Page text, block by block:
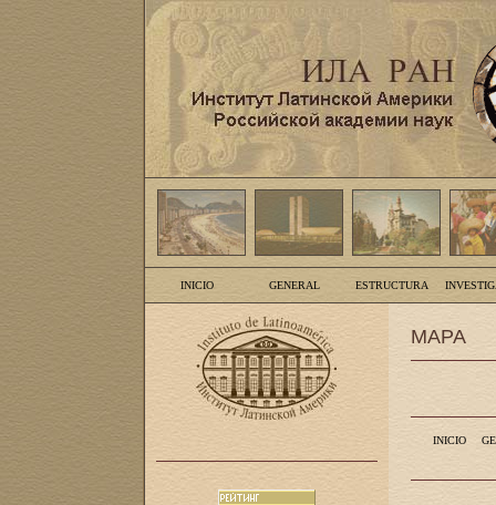
INICIO GENERAL ESTRUCTURA
MAPA
INICIO